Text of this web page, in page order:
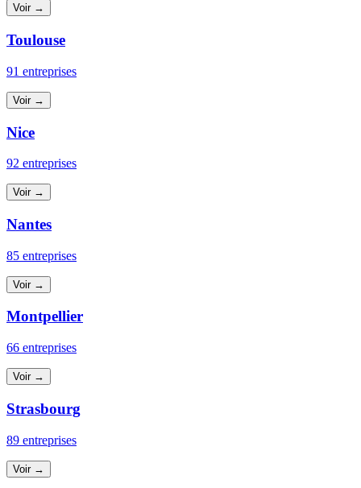
Voir →
Toulouse
91 entreprises
Voir →
Nice
92 entreprises
Voir →
Nantes
85 entreprises
Voir →
Montpellier
66 entreprises
Voir →
Strasbourg
89 entreprises
Voir →